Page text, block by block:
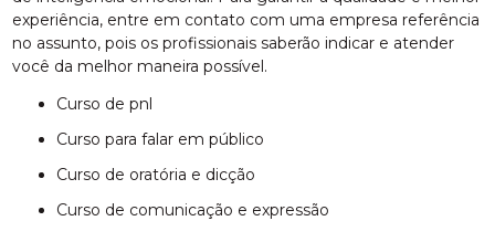
experiência, entre em contato com uma empresa referência
no assunto, pois os profissionais saberão indicar e atender
você da melhor maneira possível.
curso de pnl
curso para falar em público
curso de oratória e dicção
curso de comunicação e expressão